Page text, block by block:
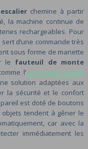
chemine à partir
la machine continue de
rechargeables. Pour
d’une commande très
sous forme de manette
le fauteuil de monte
l’ascenseur privatif
solution adaptées aux
la sécurité et le confort
est doté de boutons
tendent à gêner le
car avec la
immédiatement les